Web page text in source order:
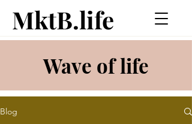
MktB.life
Wave of life
Blog